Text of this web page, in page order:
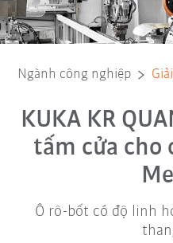
Ngành công nghiệp
KUKA KR
tấm cửa cho
Ô rô-bốt có độ linh